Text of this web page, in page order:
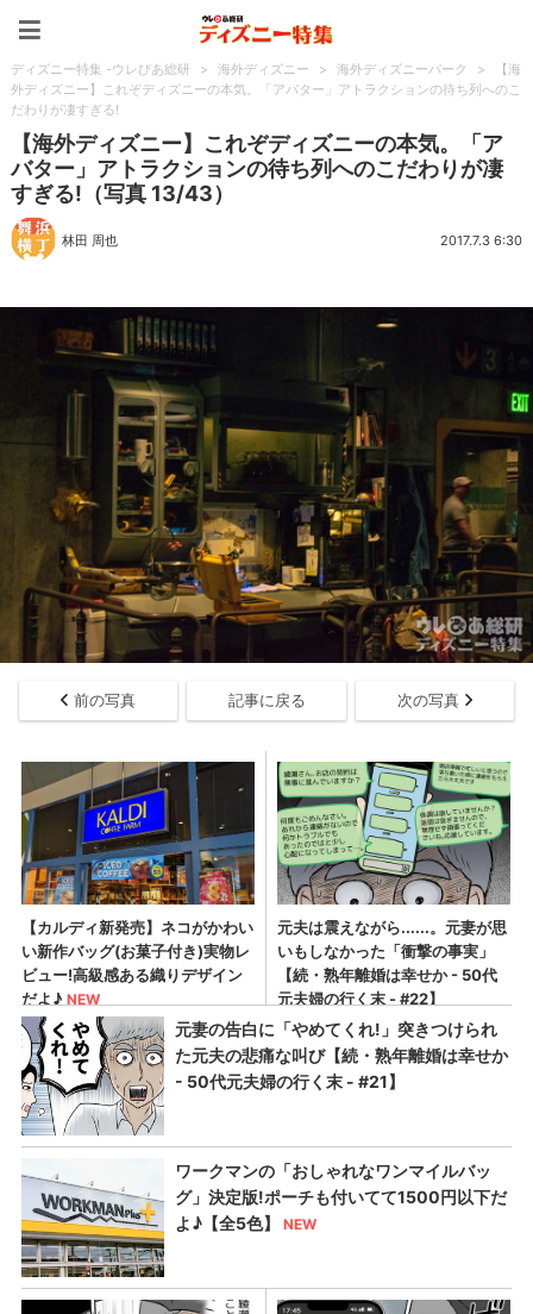
ディズニー特集 -ウレぴあ総研 > 海外ディズニー > 海外ディズニーパーク >
【海
外ディズニー】これぞディズニーの本気。「アバター」アトラクションの待ち列へのこ
だわりが凄すぎる!
【海外ディズニー】これぞディズニーの本気。「ア
バター」アトラクションの待ち列へのこだわりが凄
すぎる!（写真 13/43）
林田 周也 2017.7.3 6:30
前の写真 記事に戻る 次の写真